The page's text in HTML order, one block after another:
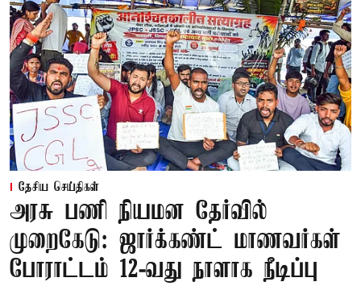
தேசிய செய்திகள்
அரசு பணி நியமன தேர்வில்
முறைகேடு: ஜார்க்கண்ட் மாணவர்கள்
போராட்டம் 12-வது நாளாக நீடிப்பு